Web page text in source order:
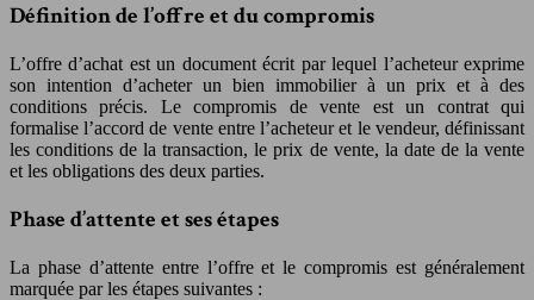
Définition de l’offre et du compromis
L’offre d’achat est un document écrit par lequel l’acheteur exprime
son intention d’acheter un bien immobilier à un prix et à des
conditions précis. Le compromis de vente est un contrat qui
formalise l’accord de vente entre l’acheteur et le vendeur, définissant
les conditions de la transaction, le prix de vente, la date de la vente
et les obligations des deux parties.
Phase d’attente et ses étapes
La phase d’attente entre l’offre et le compromis est généralement
marquée par les étapes suivantes :